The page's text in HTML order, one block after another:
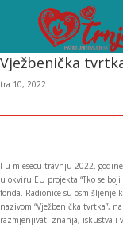
Vježbenička
tra 10, 2022
I u mjesecu travnju 2022.
u okviru EU projekta “Tko se
fonda. Radionice su osmišljenje
nazivom “Vježbenička tvrtka”,
razmjenjivati znanja, iskustva i